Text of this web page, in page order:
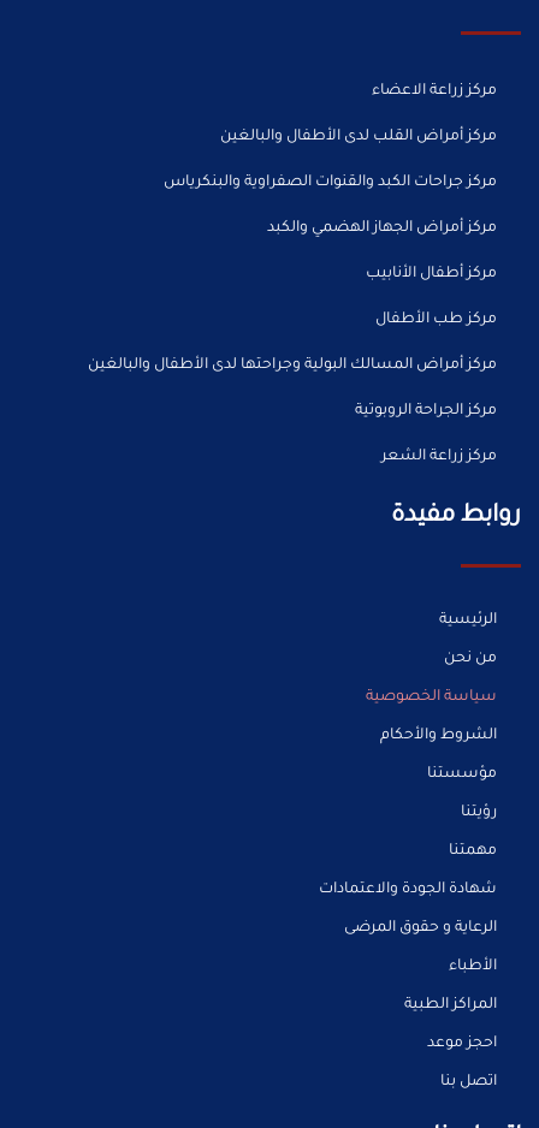
مركز زراعة الاعضاء
مركز أمراض القلب لدى الأطفال والبالغين
مركز جراحات الكبد والقنوات الصفراوية والبنكرياس
مركز أمراض الجهاز الهضمي والكبد
مركز أطفال الأنابيب
مركز طب الأطفال
مركز أمراض المسالك البولية وجراحتها لدى الأطفال والبالغين
مركز الجراحة الروبوتية
مركز زراعة الشعر
روابط مفيدة
الرئيسية
من نحن
سياسة الخصوصية
الشروط والأحكام
مؤسستنا
رؤيتنا
مهمتنا
شهادة الجودة والاعتمادات
الرعاية و حقوق المرضى
الأطباء
المراكز الطبية
احجز موعد
اتصل بنا